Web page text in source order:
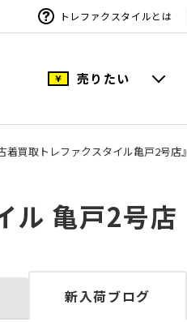
トレファクスタイルとは
売りたい
買取トレファクスタイル亀戸2号店』
ル 亀戸2号店
新入荷ブログ